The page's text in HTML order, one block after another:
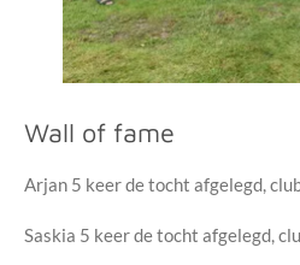
Wall of fame
Arjan 5 keer de tocht afgelegd,
Saskia 5 keer de tocht afgelegd,